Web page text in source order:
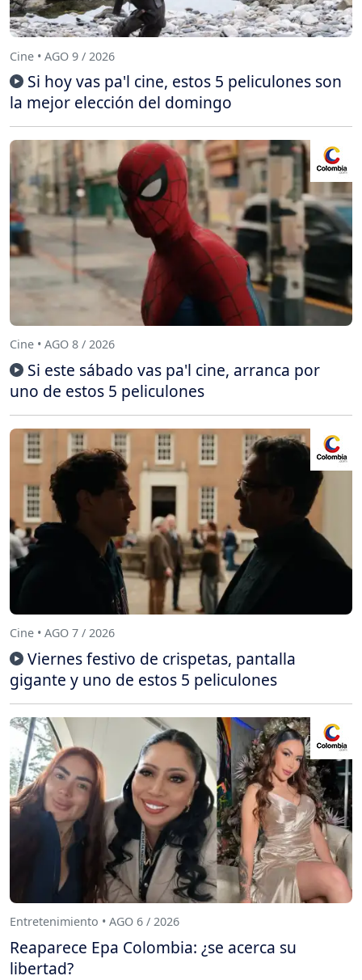
Cine • AGO 9 / 2026
Si hoy vas pa'l cine, estos 5 peliculones son
la mejor elección del domingo
Cine • AGO 8 / 2026
Si este sábado vas pa'l cine, arranca por
uno de estos 5 peliculones
Cine • AGO 7 / 2026
Viernes festivo de crispetas, pantalla
gigante y uno de estos 5 peliculones
Entretenimiento • AGO 6 / 2026
Reaparece Epa Colombia: ¿se acerca su
libertad?